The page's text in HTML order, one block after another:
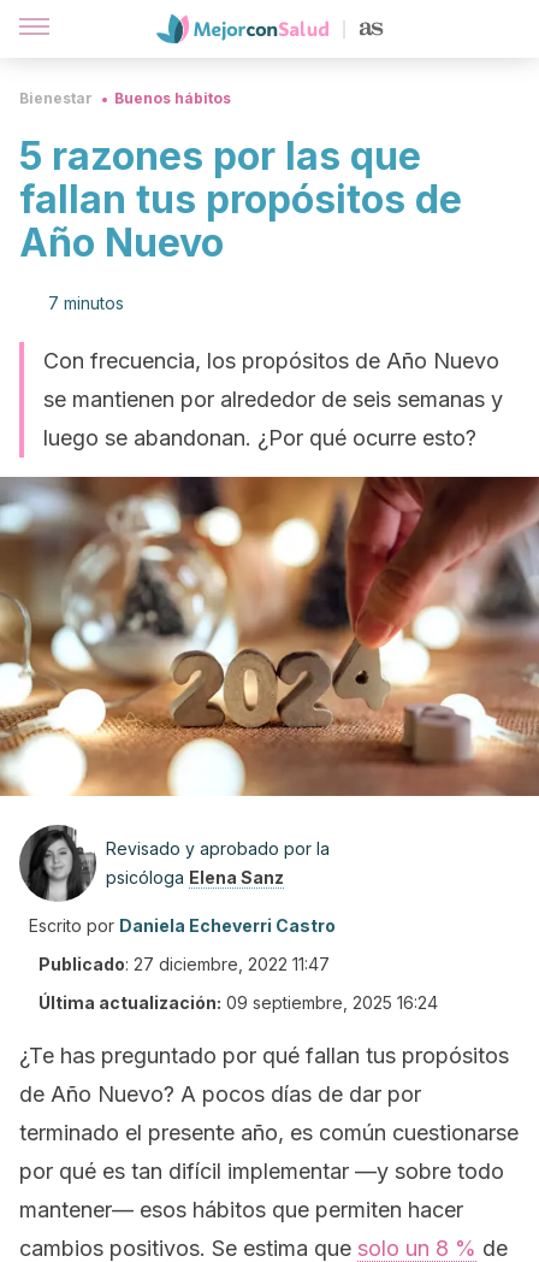
Bienestar Buenos hábitos
5 razones por las que
fallan tus propósitos de
Año Nuevo
7 minutos
Con frecuencia, los propósitos de Año Nuevo
se mantienen por alrededor de seis semanas y
luego se abandonan. ¿Por qué ocurre esto?
Revisado y aprobado por la
psicóloga Elena Sanz
Escrito por Daniela Echeverri Castro
Publicado: 27 diciembre, 2022 11:47
Última actualización: 09 septiembre, 2025 16:24
¿Te has preguntado por qué fallan tus propósitos
de Año Nuevo? A pocos días de dar por
terminado el presente año, es común cuestionarse
por qué es tan difícil implementar —y sobre todo
mantener— esos hábitos que permiten hacer
cambios positivos. Se estima que solo un 8 % de